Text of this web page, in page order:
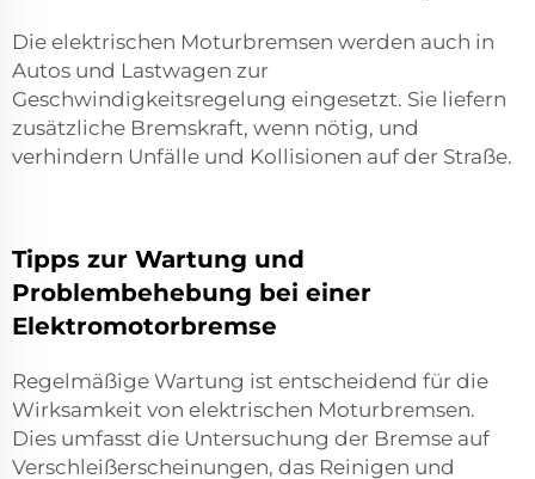
Die elektrischen Moturbremsen werden auch in
Autos und Lastwagen zur
Geschwindigkeitsregelung eingesetzt. Sie liefern
zusätzliche Bremskraft, wenn nötig, und
verhindern Unfälle und Kollisionen auf der Straße.
Tipps zur Wartung und
Problembehebung bei einer
Elektromotorbremse
Regelmäßige Wartung ist entscheidend für die
Wirksamkeit von elektrischen Moturbremsen.
Dies umfasst die Untersuchung der Bremse auf
Verschleißerscheinungen, das Reinigen und